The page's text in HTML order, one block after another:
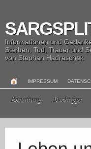
Informationen und
Sterben, Tod, Trauer und
von Stephan Hadraschek
IMPRESSUM
Bestattung Buchtipps